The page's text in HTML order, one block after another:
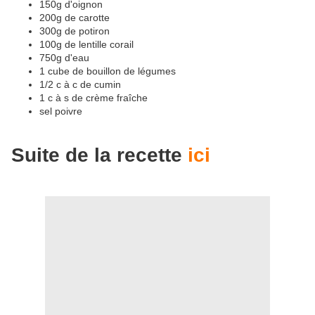
150g d'oignon
200g de carotte
300g de potiron
100g de lentille corail
750g d'eau
1 cube de bouillon de légumes
1/2 c à c de cumin
1 c à s de crème fraîche
sel poivre
Suite de la recette ici